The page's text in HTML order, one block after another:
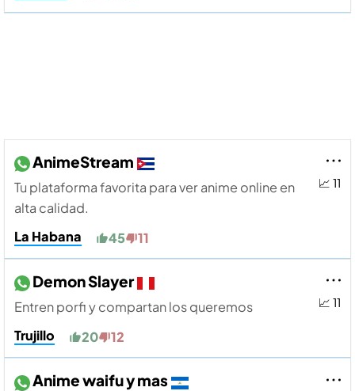
📈 11
AnimeStream
Tu plataforma favorita para ver anime online en
alta calidad.
La Habana
45 11
📈 11
Demon Slayer
Entren porfi y compartan los queremos
Trujillo
20 12
Anime waifu y mas